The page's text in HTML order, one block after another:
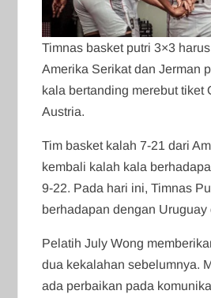
Timnas basket putri 3×3
Amerika Serikat dan Jerman
kala bertanding merebut tiket
Austria.
Tim basket kalah 7-21 dari
kembali kalah kala
9-22. Pada hari ini, Timnas
berhadapan dengan Uruguay
Pelatih July Wong
dua kekalahan sebelumnya.
ada perbaikan pada